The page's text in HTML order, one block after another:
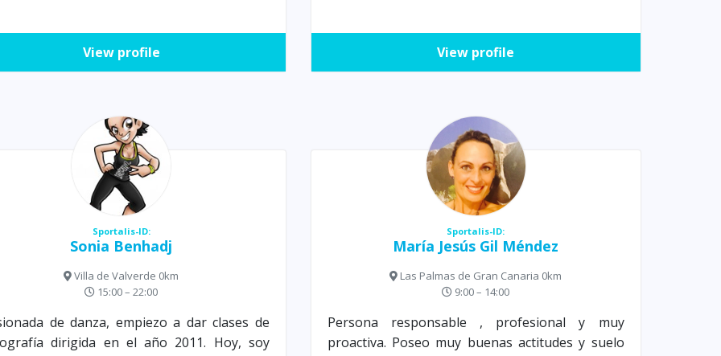
View profile View profile
Sportalis-ID:
Sonia Benhadj
Villa de Valverde 0km
15:00 – 22:00
de danza, empiezo a dar clases de
dirigida en el año 2011. Hoy, soy
Sportalis-ID:
María Jesús Gil Méndez
Las Palmas de Gran Canaria 0km
9:00 – 14:00
Persona responsable , profesional y muy
proactiva. Poseo muy buenas actitudes y suelo